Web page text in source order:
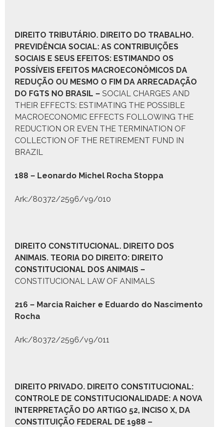
DIREITO TRIBUTÁRIO. DIREITO DO TRABALHO.
PREVIDÊNCIA SOCIAL: AS CONTRIBUIÇÕES
SOCIAIS E SEUS EFEITOS: ESTIMANDO OS
POSSÍVEIS EFEITOS MACROECONÔMICOS DA
REDUÇÃO OU MESMO O FIM DA ARRECADAÇÃO
DO FGTS NO BRASIL – SOCIAL CHARGES AND
THEIR EFFECTS: ESTIMATING THE POSSIBLE
MACROECONOMIC EFFECTS FOLLOWING THE
REDUCTION OR EVEN THE TERMINATION OF
COLLECTION OF THE RETIREMENT FUND IN
BRAZIL
188 – Leonar­do Michel Rocha Stop­pa
Ark:/80372/2596/v9/010
DIREITO CONSTITUCIONAL. DIREITO DOS
ANIMAIS. TEORIA DO DIREITO: DIREITO
CONSTITUCIONAL DOS ANIMAIS –
CONSTITUCIONAL LAW OF ANIMALS
216 – Mar­cia Raich­er e Eduar­do do Nasci­men­to
Rocha
Ark:/80372/2596/v9/011
DIREITO PRIVADO. DIREITO CONSTITUCIONAL:
CONTROLE DE CONSTITUCIONALIDADE: A NOVA
INTERPRETAÇÃO DO ARTIGO 52, INCISO X, DA
CONSTITUIÇÃO FEDERAL DE 1988 –